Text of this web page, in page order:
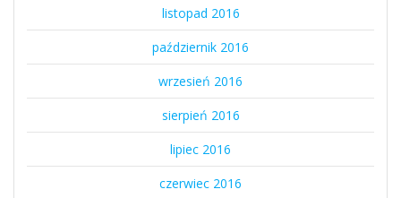
listopad 2016
październik 2016
wrzesień 2016
sierpień 2016
lipiec 2016
czerwiec 2016